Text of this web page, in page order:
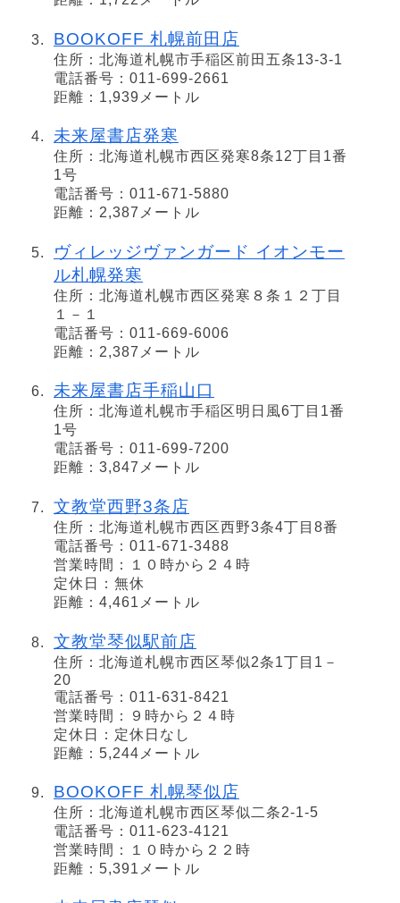
BOOKOFF 札幌前田店
住所：北海道札幌市手稲区前田五条13-3-1
電話番号：011-699-2661
距離：1,939メートル
未来屋書店発寒
住所：北海道札幌市西区発寒8条12丁目1番
1号
電話番号：011-671-5880
距離：2,387メートル
ヴィレッジヴァンガード イオンモー
ル札幌発寒
住所：北海道札幌市西区発寒８条１２丁目
１－１
電話番号：011-669-6006
距離：2,387メートル
未来屋書店手稲山口
住所：北海道札幌市手稲区明日風6丁目1番
1号
電話番号：011-699-7200
距離：3,847メートル
文教堂西野3条店
住所：北海道札幌市西区西野3条4丁目8番
電話番号：011-671-3488
営業時間：１０時から２４時
定休日：無休
距離：4,461メートル
文教堂琴似駅前店
住所：北海道札幌市西区琴似2条1丁目1－
20
電話番号：011-631-8421
営業時間：９時から２４時
定休日：定休日なし
距離：5,244メートル
BOOKOFF 札幌琴似店
住所：北海道札幌市西区琴似二条2-1-5
電話番号：011-623-4121
営業時間：１０時から２２時
距離：5,391メートル